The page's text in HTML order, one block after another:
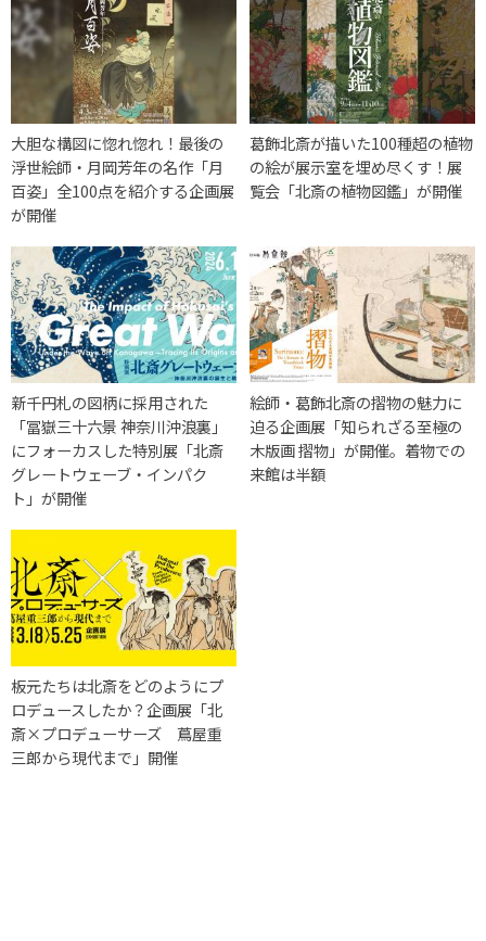
大胆な構図に惚れ惚れ！最後の
浮世絵師・月岡芳年の名作「月
百姿」全100点を紹介する企画展
が開催
葛飾北斎が描いた100種超の植物
の絵が展示室を埋め尽くす！展
覧会「北斎の植物図鑑」が開催
新千円札の図柄に採用された
「冨嶽三十六景 神奈川沖浪裏」
にフォーカスした特別展「北斎
グレートウェーブ・インパク
ト」が開催
絵師・葛飾北斎の摺物の魅力に
迫る企画展「知られざる至極の
木版画 摺物」が開催。着物での
来館は半額
板元たちは北斎をどのようにプ
ロデュースしたか？企画展「北
斎×プロデューサーズ 蔦屋重
三郎から現代まで」開催